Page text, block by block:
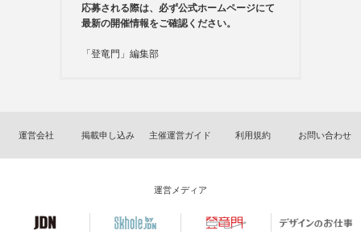
応募される際は、必ず公式ホームページにて
最新の開催情報をご確認ください。
「登竜門」編集部
運営会社 掲載申し込み 主催運営ガイド 利用規約 お問い合わせ
運営メディア